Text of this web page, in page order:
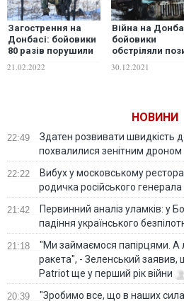
Загострення на
Донбасі: бойовики
80 разів порушили
військового
21.02.2022
Війна на
бойовики
обстріляли
військових,
30.12.2021
НОВИНИ
22:49
Здатен розвивати швидкість
похвалилися зенітним
22:22
Вибух у московському
родичка російського генерала
21:42
Первинний аналіз уламків: у
падіння українського
21:18
"Ми займаємося папірцями. А
ракета", - Зеленський заявив,
Patriot ще у перший рік війни
20:39
"Зробимо все, що в наших